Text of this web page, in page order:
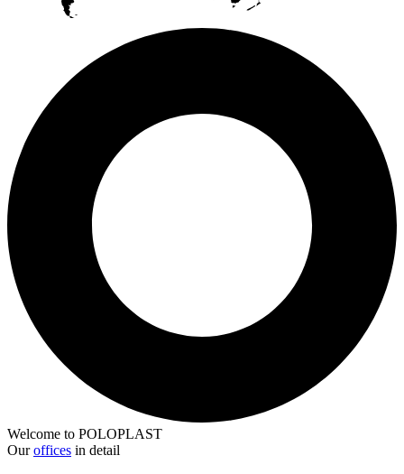
Welcome to POLOPLAST
Ouroffices in detail